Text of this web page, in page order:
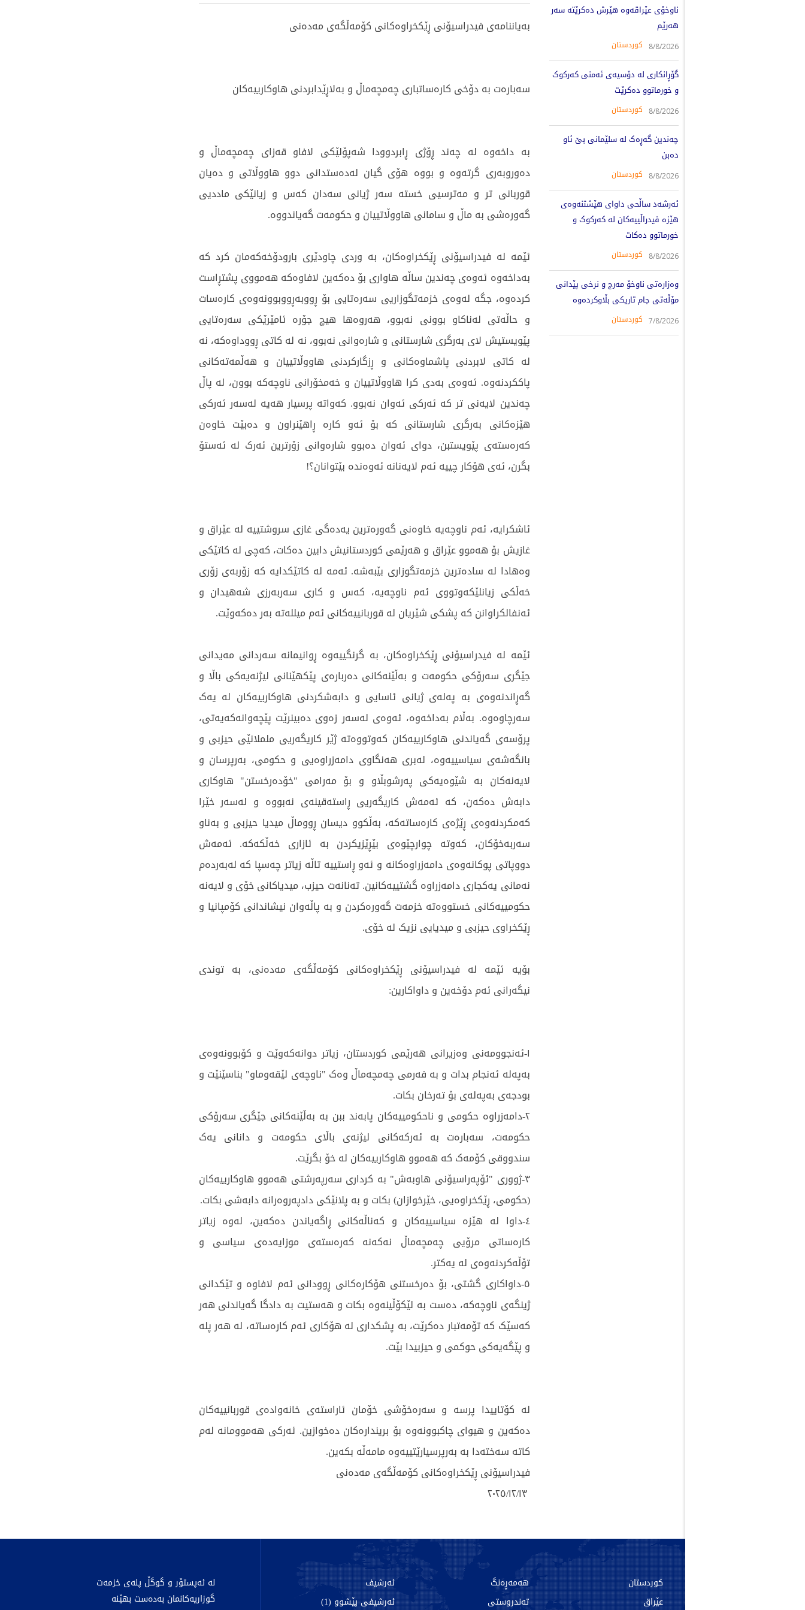
ناوخۆی عێراقەوە هێرش دەکرێتە سەر
هەرێم
8/8/2026 کوردستان
گۆڕانکاری لە دۆسیەی ئەمنی کەرکوک
و خورماتوو دەکرێت
8/8/2026 کوردستان
چەندین گەڕەک لە سلێمانی بێ ئاو
دەبن
8/8/2026 کوردستان
ئەرشەد ساڵحی داوای هێشتنەوەی
هێزە فیدراڵییەکان لە کەرکوک و
خورماتوو دەکات
8/8/2026 کوردستان
وەزارەتی ناوخۆ مەرج و نرخی پێدانی
مۆڵەتی جام تاریکی بڵاوکردەوە
7/8/2026 کوردستان
بەیاننامەی فیدراسیۆنی ڕێکخراوەکانی کۆمەڵگەی مەدەنی
سەبارەت بە دۆخی کارەساتباری چەمچەماڵ و بەلاڕێدابردنی هاوکارییەکان
بە داخەوە لە چەند ڕۆژی ڕابردوودا شەپۆلێکی لافاو قەزای چەمچەماڵ و
دەوروبەری گرتەوە و بووە هۆی گیان لەدەستدانی دوو هاووڵاتی و دەیان
قوربانی تر و مەترسیی خستە سەر ژیانی سەدان کەس و زیانێکی ماددیی
گەورەشی بە ماڵ و سامانی هاووڵاتییان و حکومەت گەیاندووە.
ئێمە لە فیدراسیۆنی ڕێکخراوەکان، بە وردی چاودێری بارودۆخەکەمان کرد کە
بەداخەوە ئەوەی چەندین ساڵە هاواری بۆ دەکەین لافاوەکە هەمووی پشتڕاست
کردەوە، جگە لەوەی خزمەتگوزاریی سەرەتایی بۆ ڕووبەڕووبوونەوەی کارەسات
و حاڵەتی لەناکاو بوونی نەبوو، هەروەها هیچ جۆرە ئامێرێکی سەرەتایی
پێویستیش لای بەرگری شارستانی و شارەوانی نەبوو، نە لە کاتی ڕووداوەکە، نە
لە کاتی لابردنی پاشماوەکانی و ڕزگارکردنی هاووڵاتییان و هەڵمەتەکانی
پاککردنەوە. ئەوەی بەدی کرا هاووڵاتییان و خەمخۆرانی ناوچەکە بوون، لە پاڵ
چەندین لایەنی تر کە ئەرکی ئەوان نەبوو. کەواتە پرسیار هەیە لەسەر ئەرکی
هێزەکانی بەرگری شارستانی کە بۆ ئەو کارە ڕاهێنراون و دەبێت خاوەن
کەرەستەی پێویستبن، دوای ئەوان دەبوو شارەوانی زۆرترین ئەرک لە ئەستۆ
بگرن، ئەی هۆکار چییە ئەم لایەنانە ئەوەندە بێتوانان؟!
ئاشکرایە، ئەم ناوچەیە خاوەنی گەورەترین یەدەگی غازی سروشتییە لە عێراق و
غازیش بۆ هەموو عێراق و هەرێمی کوردستانیش دابین دەکات، کەچی لە کاتێکی
وەهادا لە سادەترین خزمەتگوزاری بێبەشە. ئەمە لە کاتێکدایە کە زۆربەی زۆری
خەڵکی زیانلێکەوتووی ئەم ناوچەیە، کەس و کاری سەربەرزی شەهیدان و
ئەنفالکراوانن کە پشکی شێریان لە قوربانییەکانی ئەم میللەتە بەر دەکەوێت.
ئێمە لە فیدراسیۆنی ڕێکخراوەکان، بە گرنگییەوە ڕوانیمانە سەردانی مەیدانی
جێگری سەرۆکی حکومەت و بەڵێنەکانی دەربارەی پێکهێنانی لیژنەیەکی باڵا و
گەڕاندنەوەی بە پەلەی ژیانی ئاسایی و دابەشکردنی هاوکارییەکان لە یەک
سەرچاوەوە. بەڵام بەداخەوە، ئەوەی لەسەر زەوی دەبینرێت پێچەوانەکەیەتی،
پرۆسەی گەیاندنی هاوکارییەکان کەوتووەتە ژێر کاریگەریی ململانێی حیزبی و
بانگەشەی سیاسییەوە، لەبری هەنگاوی دامەزراوەیی و حکومی، بەرپرسان و
لایەنەکان بە شێوەیەکی پەرشوبڵاو و بۆ مەرامی "خۆدەرخستن" هاوکاری
دابەش دەکەن، کە ئەمەش کاریگەریی ڕاستەقینەی نەبووە و لەسەر خێرا
کەمکردنەوەی ڕێژەی کارەساتەکە، بەڵکوو دیسان ڕووماڵ میدیا حیزبی و بەناو
سەربەخۆکان، کەوتە چوارچێوەی بێڕێزیکردن بە ئازاری خەڵکەکە. ئەمەش
دووپاتی پوکانەوەی دامەزراوەکانە و ئەو ڕاستییە تاڵە زیاتر چەسپا کە لەبەردەم
نەمانی یەکجاری دامەزراوە گشتییەکانین. تەنانەت حیزب، میدیاکانی خۆی و لایەنە
حکومییەکانی خستووەتە خزمەت گەورەکردن و بە پاڵەوان نیشاندانی کۆمپانیا و
ڕێکخراوی حیزبی و میدیایی نزیک لە خۆی.
بۆیە ئێمە لە فیدراسیۆنی ڕێکخراوەکانی کۆمەڵگەی مەدەنی، بە توندی
نیگەرانی ئەم دۆخەین و داواکارین:
١-ئەنجوومەنی وەزیرانی هەرێمی کوردستان، زیاتر دوانەکەوێت و کۆبوونەوەی
بەپەلە ئەنجام بدات و بە فەرمی چەمچەماڵ وەک "ناوچەی لێقەوماو" بناسێنێت و
بودجەی بەپەلەی بۆ تەرخان بکات.
٢-دامەزراوە حکومی و ناحکومییەکان پابەند ببن بە بەڵێنەکانی جێگری سەرۆکی
حکومەت، سەبارەت بە ئەرکەکانی لیژنەی باڵای حکومەت و دانانی یەک
سندووقی کۆمەک کە هەموو هاوکارییەکان لە خۆ بگرێت.
٣-ژووری "ئۆپەراسیۆنی هاوبەش" بە کرداری سەرپەرشتی هەموو هاوکارییەکان
(حکومی، ڕێکخراوەیی، خێرخوازان) بکات و بە پلانێکی دادپەروەرانە دابەشی بکات.
٤-داوا لە هێزە سیاسییەکان و کەناڵەکانی ڕاگەیاندن دەکەین، لەوە زیاتر
کارەساتی مرۆیی چەمچەماڵ نەکەنە کەرەستەی موزایەدەی سیاسی و
تۆڵەکردنەوەی لە یەکتر.
٥-داواکاری گشتی، بۆ دەرخستنی هۆکارەکانی ڕوودانی ئەم لافاوە و تێکدانی
ژینگەی ناوچەکە، دەست بە لێکۆڵینەوە بکات و هەستیت بە دادگا گەیاندنی هەر
کەسێک کە تۆمەتبار دەکرێت، بە پشکداری لە هۆکاری ئەم کارەساتە، لە هەر پلە
و پێگەیەکی حوکمی و حیزبیدا بێت.
لە کۆتاییدا پرسە و سەرەخۆشی خۆمان ئاراستەی خانەوادەی قوربانییەکان
دەکەین و هیوای چاکبوونەوە بۆ بریندارەکان دەخوازین. ئەرکی هەموومانە لەم
کاتە سەختەدا بە بەرپرسیارێتییەوە مامەڵە بکەین.
فیدراسیۆنی ڕێکخراوەکانی کۆمەڵگەی مەدەنی
٢٠٢٥/١٢/١٣
کوردستان
عێراق
هەمەڕەنگ
تەندروستی
ئەرشیف
ئەرشیفی پێشوو (1)
لە ئەپستۆر و گوگڵ پلەی خزمەت
گوزاریەکانمان بەدەست بهێنە